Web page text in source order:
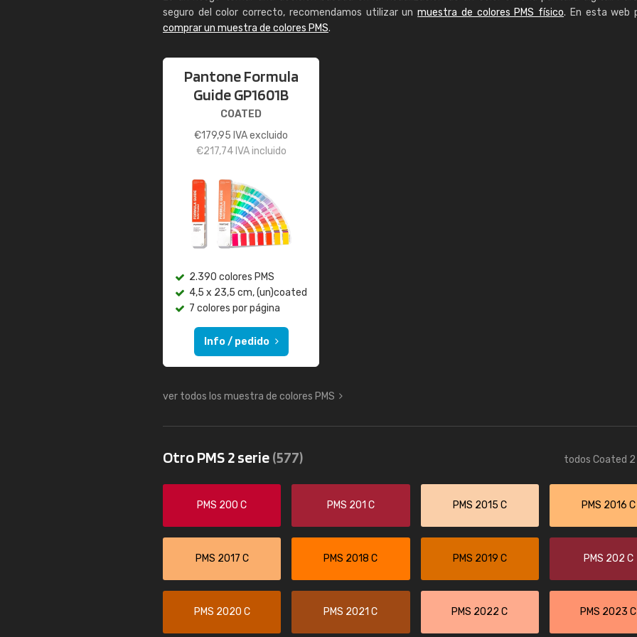
seguro del color correcto, recomendamos utilizar unmuestra de colores PMS físico. En esta web
comprar un muestra de colores PMS.
Pantone Formula
Guide GP1601B
COATED
€179,95 IVA excluido
€217,74IVA incluido
2.390 colores PMS
4,5 x 23,5 cm, (un)coated
7 colores por página
Info / pedido
ver todos los muestra de colores PMS
Otro PMS 2 serie(577) todos Coated 2
PMS 200 C PMS 201 C PMS 2015 C PMS 2016 C
PMS 2017 C PMS 2018 C PMS 2019 C PMS 202 C
PMS 2020 C PMS 2021 C PMS 2022 C PMS 2023 C